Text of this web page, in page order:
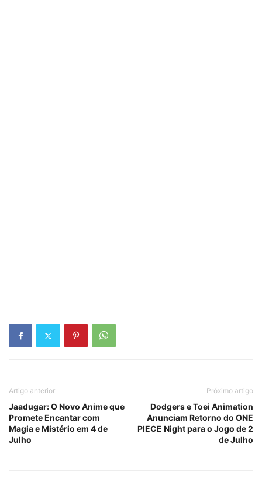
Artigo anterior
Jaadugar: O Novo Anime que
Promete Encantar com
Magia e Mistério em 4 de
Julho
Próximo artigo
Dodgers e Toei Animation
Anunciam Retorno do ONE
PIECE Night para o Jogo de 2
de Julho